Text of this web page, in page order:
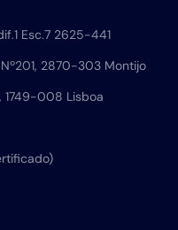
Esc.7 2625-441
Nº201, 2870-303 Montijo
1749-008 Lisboa